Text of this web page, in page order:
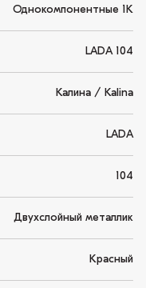
Однокомпонентные 1K
LADA 104
Калина / Kalina
LADA
104
Двухслойный металлик
Красный